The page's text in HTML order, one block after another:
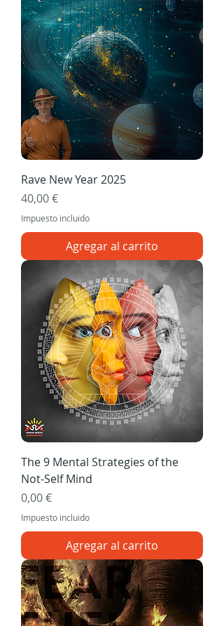
Rave New Year 2025
Precio
40,00 €
Impuesto incluido
Agregar al carrito
The 9 Mental Strategies of the
Not-Self Mind
Precio
0,00 €
Impuesto incluido
Agregar al carrito